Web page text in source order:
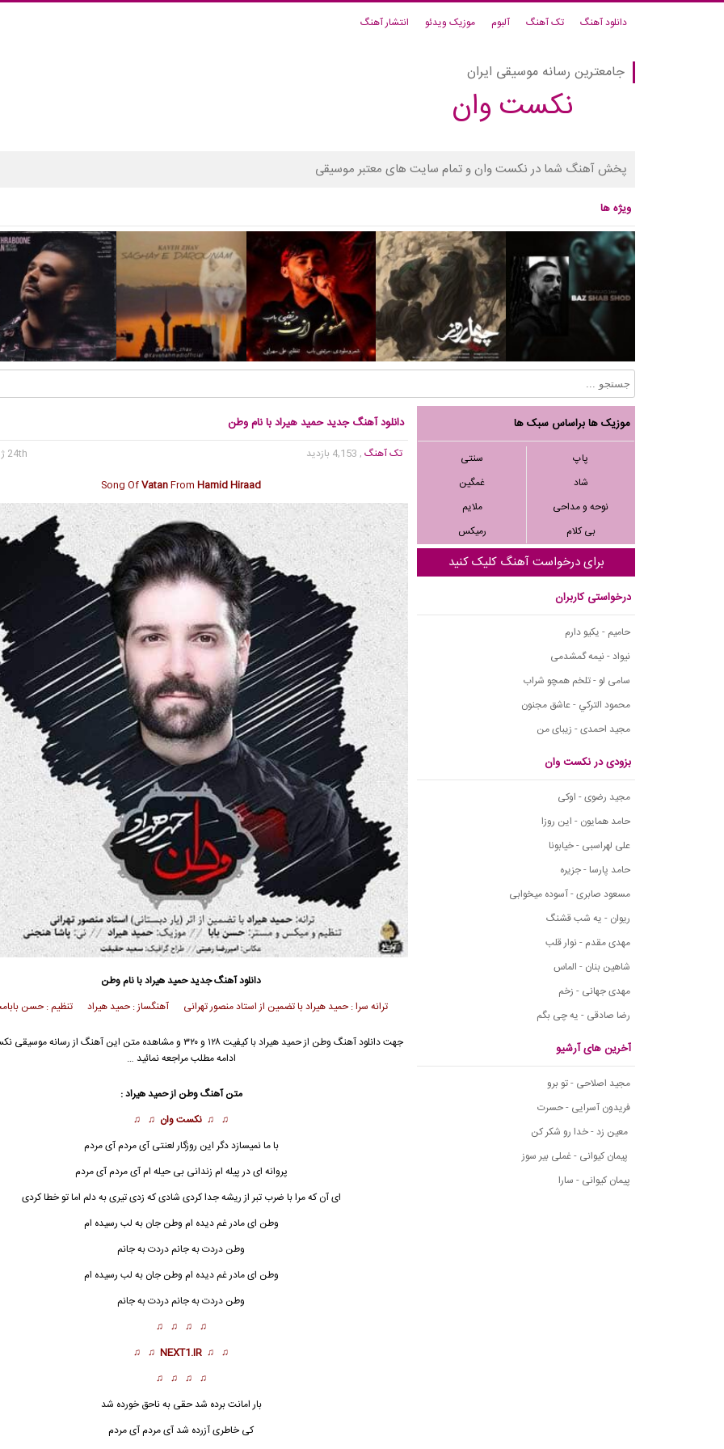
دانلود آهنگ تک آهنگ آلبوم موزیک ویدئو انتشار آهنگ
جامعترین رسانه موسیقی ایران
نکست وان
پخش آهنگ شما در نکست وان و تمام سایت های معتبر موسیقی
ویژه ها
موزیک ها براساس سبک ها
پاپ
سنتی
شاد
غمگین
نوحه و مداحی
ملایم
بی کلام
رمیکس
برای درخواست آهنگ کلیک کنید
درخواستی کاربران
حامیم - یکیو دارم
نیواد - نیمه گمشدمی
سامی لو - تلخم همچو شراب
محمود التركي - عاشق مجنون
مجید احمدی - زیبای من
بزودی در نکست وان
مجید رضوی - اوکی
حامد همایون - این روزا
علی لهراسبی - خیابونا
حامد پارسا - جزیره
مسعود صابری - آسوده میخوابی
ریوان - یه شب قشنگ
مهدی مقدم - نوار قلب
شاهین بنان - الماس
مهدی جهانی - زخم
رضا صادقی - یه چی بگم
آخرین های آرشیو
مجید اصلاحی - تو برو
فریدون آسرایی - حسرت
معین زد - خدا رو شکر کن
پیمان کیوانی - غملی بیر سوز
پیمان کیوانی - سارا
دانلود آهنگ جدید حمید هیراد با نام وطن
تک آهنگ, 4,153 بازدید
24th ژوئن 2020
Song OfVatanFromHamid Hiraad
دانلود آهنگ جدیدحمید هیرادبا نام وطن
ترانه سرا : حمید هیراد با تضمین از استاد منصور تهرانی آهنگساز : حمید هیراد تنظیم : حسن
جهت دانلود آهنگ وطن ازحمید هیراد
با کیفیت ۱۲۸ و ۳۲۰ و مشاهده متن این آهنگ از رسانه
ادامه مطلب مراجعه نمائید …
متن آهنگ وطن ازحمید هیراد:
♫ ♫ نکست وان ♫ ♫
با ما نمیسازد دگر این روزگار لعنتی آی مردم آی مردم
پروانه ای در پیله ام زندانی بی حیله ام آی مردم آی مردم
ای آن که مرا با ضرب تبر از ریشه جدا کردی شادی که زدی تیری به دلم اما تو خطا کردی
وطن ای مادر غم دیده ام وطن جان به لب رسیده ام
وطن دردت به جانم دردت به جانم
وطن ای مادر غم دیده ام وطن جان به لب رسیده ام
وطن دردت به جانم دردت به جانم
♫ ♫ ♫ ♫
♫ ♫
NEXT1.IR
♫ ♫
♫ ♫ ♫ ♫
بار امانت برده شد حقی به ناحق خورده شد
کی خاطری آزرده شد آی مردم آی مردم